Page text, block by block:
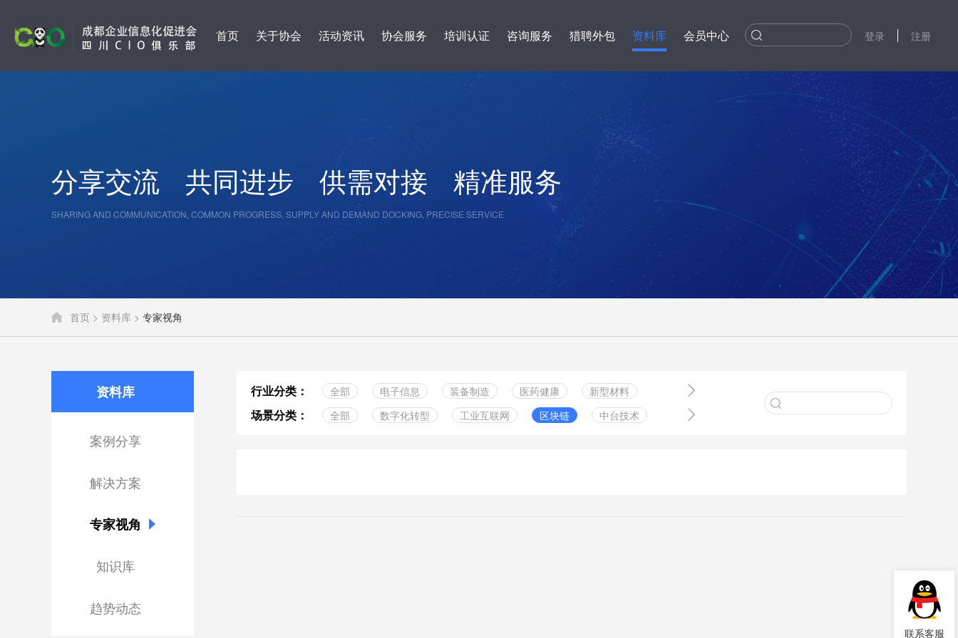
首页 关于协会 活动资讯 协会服务 培训认证 咨询服务 猎聘外包 资料库 会员中心 登录 注册
分享交流 共同进步 供需对接 精准服务
SHARING AND COMMUNICATION, COMMON PROGRESS, SUPPLY AND DEMAND DOCKING, PRECISE SERVICE
首页 > 资料库 > 专家视角
资料库
案例分享
解决方案
专家视角
知识库
趋势动态
行业分类： 全部 电子信息 装备制造 医药健康 新型材料
绿色食品 实体零售 服务业 金融行业 中小企业

场景分类： 全部 数字化转型 工业互联网 区块链 中台技术 
联系客服